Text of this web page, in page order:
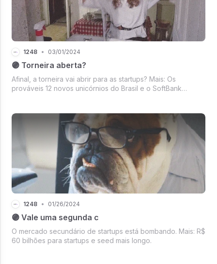
1248 • 03/01/2024
🟣 Torneira aberta?
Afinal, a torneira vai abrir para as startups? Mais: Os
prováveis 12 novos unicórnios do Brasil e o SoftBank
1248 • 01/26/2024
🟣 Vale uma segunda c
O mercado secundário de startups está bombando. Mais: R$
60 bilhões para startups e seed mais longo.